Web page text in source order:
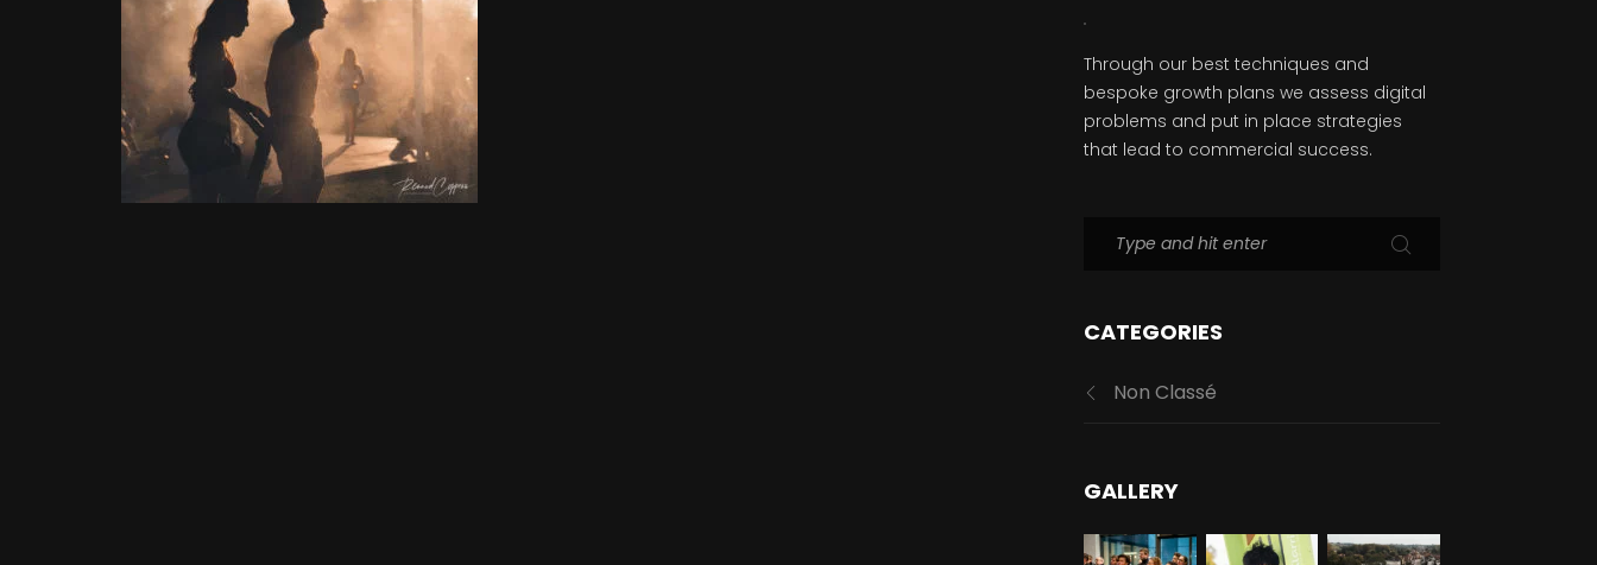
Through our best techniques and
bespoke growth plans we assess digital
problems and put in place strategies
that lead to commercial success.
CATEGORIES
Non Classé
GALLERY